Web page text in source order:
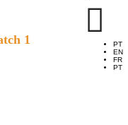

PT
EN
FR
PT
1